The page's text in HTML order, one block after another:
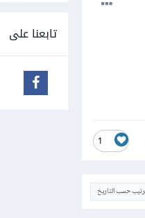
1
حسب التاريخ
تابعنا على